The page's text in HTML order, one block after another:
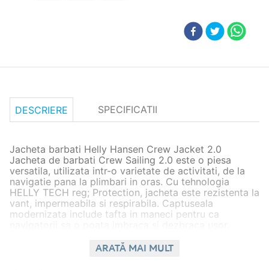
DESCRIERE SPECIFICATII
Jacheta barbati Helly Hansen Crew Jacket 2.0
Jacheta de barbati Crew Sailing 2.0 este o piesa
versatila, utilizata intr-o varietate de activitati, de la
navigatie pana la plimbari in oras. Cu tehnologia
HELLY TECH reg; Protection, jacheta este rezistenta la
vant, impermeabila si respirabila. Captuseala
modernizata include tafta in maneci pentru ca
libertate de miscare. Mansetele reglabile si snurul de
ARATĂ MAI MULT